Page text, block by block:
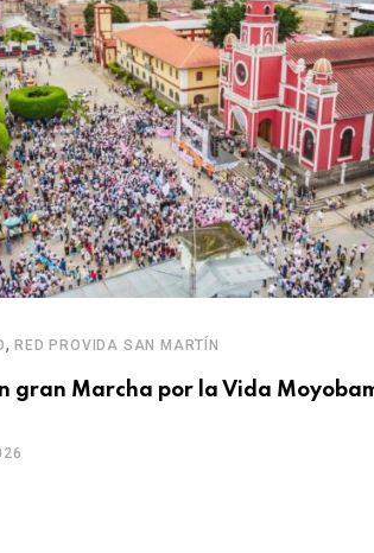
,RED PROVIDA SAN MARTÍN
gran Marcha por la Vida